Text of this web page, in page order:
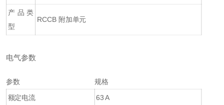
产品类
型
RCCB 附加单元
电气参数
参数 规格
额定电流 63 A